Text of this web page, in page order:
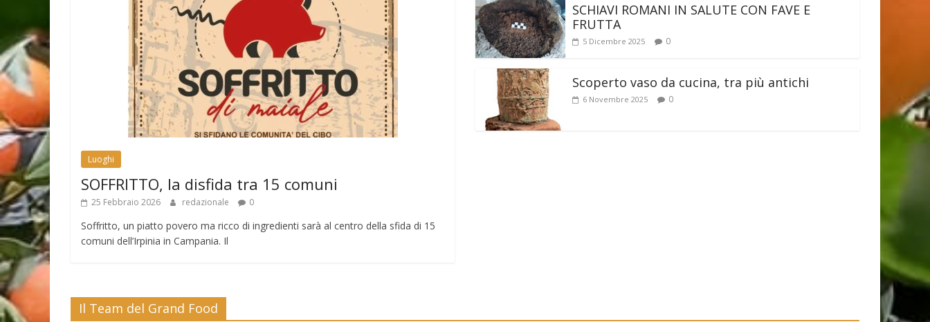
Luoghi
SOFFRITTO, la disfida tra 15 comuni
25 Febbraio 2026 redazionale 0
Soffritto, un piatto povero ma ricco di ingredienti sarà al centro della sfida di 15
comuni dell’Irpinia in Campania. Il
SCHIAVI ROMANI IN SALUTE CON FAVE E
FRUTTA
5 Dicembre 2025 0
Scoperto vaso da cucina, tra più antichi
6 Novembre 2025 0
Il Team del Grand Food